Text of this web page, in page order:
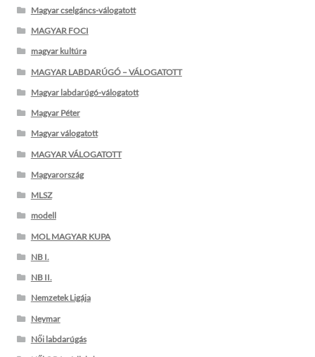
Magyar cselgáncs-válogatott
MAGYAR FOCI
magyar kultúra
MAGYAR LABDARÚGÓ – VÁLOGATOTT
Magyar labdarúgó-válogatott
Magyar Péter
Magyar válogatott
MAGYAR VÁLOGATOTT
Magyarország
MLSZ
modell
MOL MAGYAR KUPA
NB I.
NB II.
Nemzetek Ligája
Neymar
Női labdarúgás